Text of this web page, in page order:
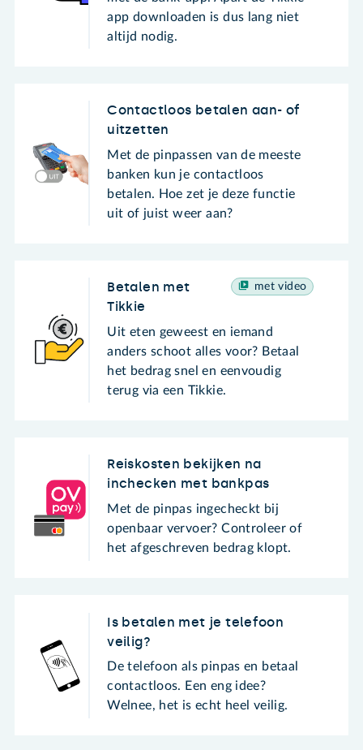
app downloaden is dus lang niet
altijd nodig.
Contactloos betalen aan- of
uitzetten
Met de pinpassen van de meeste
banken kun je contactloos
betalen. Hoe zet je deze functie
uit of juist weer aan?
met video
Betalen met
Tikkie
Uit eten geweest en iemand
anders schoot alles voor? Betaal
het bedrag snel en eenvoudig
terug via een Tikkie.
Reiskosten bekijken na
inchecken met bankpas
Met de pinpas ingecheckt bij
openbaar vervoer? Controleer of
het afgeschreven bedrag klopt.
Is betalen met je telefoon
veilig?
De telefoon als pinpas en betaal
contactloos. Een eng idee?
Welnee, het is echt heel veilig.